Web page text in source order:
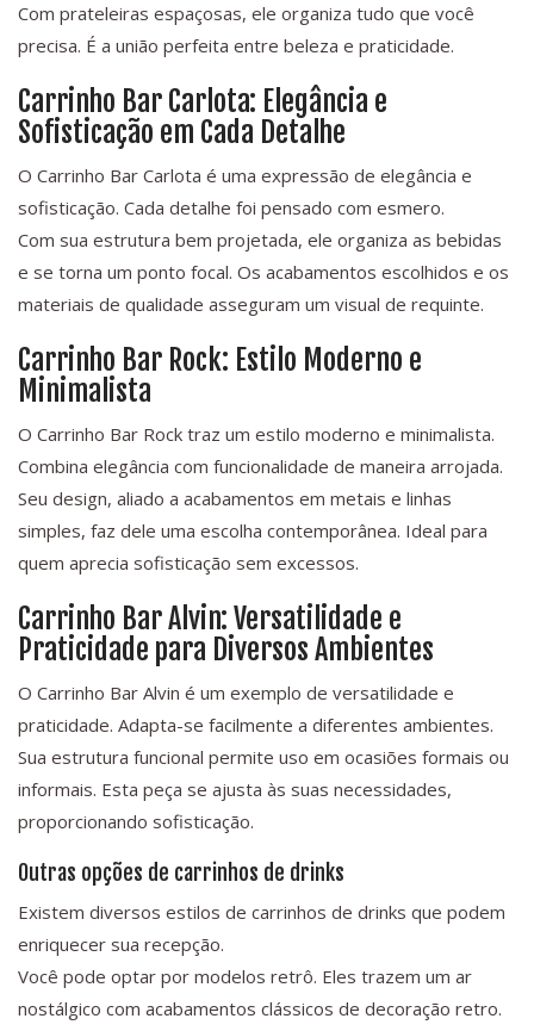
Com prateleiras espaçosas, ele organiza tudo que você
precisa. É a união perfeita entre beleza e praticidade.
Carrinho Bar Carlota: Elegância e
Sofisticação em Cada Detalhe
O Carrinho Bar Carlota é uma expressão de elegância e
sofisticação. Cada detalhe foi pensado com esmero.
Com sua estrutura bem projetada, ele organiza as bebidas
e se torna um ponto focal. Os acabamentos escolhidos e os
materiais de qualidade asseguram um visual de requinte.
Carrinho Bar Rock: Estilo Moderno e
Minimalista
O Carrinho Bar Rock traz um estilo moderno e minimalista.
Combina elegância com funcionalidade de maneira arrojada.
Seu design, aliado a acabamentos em metais e linhas
simples, faz dele uma escolha contemporânea. Ideal para
quem aprecia sofisticação sem excessos.
Carrinho Bar Alvin: Versatilidade e
Praticidade para Diversos Ambientes
O Carrinho Bar Alvin é um exemplo de versatilidade e
praticidade. Adapta-se facilmente a diferentes ambientes.
Sua estrutura funcional permite uso em ocasiões formais ou
informais. Esta peça se ajusta às suas necessidades,
proporcionando sofisticação.
Outras opções de carrinhos de drinks
Existem diversos estilos de carrinhos de drinks que podem
enriquecer sua recepção.
Você pode optar por modelos retrô. Eles trazem um ar
nostálgico com acabamentos clássicos de decoração retro.